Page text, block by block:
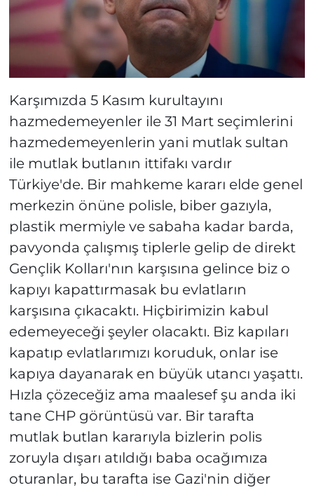
Karşımızda 5 Kasım kurultayını
hazmedemeyenler ile 31 Mart seçimlerini
hazmedemeyenlerin yani mutlak sultan
ile mutlak butlanın ittifakı vardır
Türkiye'de. Bir mahkeme kararı elde genel
merkezin önüne polisle, biber gazıyla,
plastik mermiyle ve sabaha kadar barda,
pavyonda çalışmış tiplerle gelip de direkt
Gençlik Kolları'nın karşısına gelince biz o
kapıyı kapattırmasak bu evlatların
karşısına çıkacaktı. Hiçbirimizin kabul
edemeyeceği şeyler olacaktı. Biz kapıları
kapatıp evlatlarımızı koruduk, onlar ise
kapıya dayanarak en büyük utancı yaşattı.
Hızla çözeceğiz ama maalesef şu anda iki
tane CHP görüntüsü var. Bir tarafta
mutlak butlan kararıyla bizlerin polis
zoruyla dışarı atıldığı baba ocağımıza
oturanlar, bu tarafta ise Gazi'nin diğer